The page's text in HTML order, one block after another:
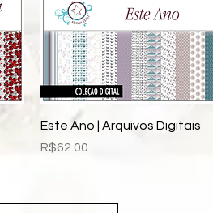
Quick View
Este Ano | Arquivos Digitais
Price
R$62.00